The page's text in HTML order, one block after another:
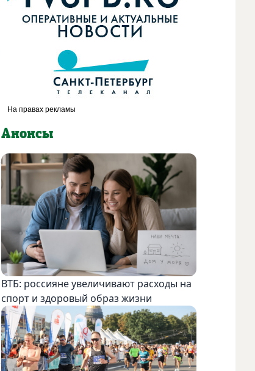
Анонсы
ВТБ: россияне увеличивают расходы на
спорт и здоровый образ жизни